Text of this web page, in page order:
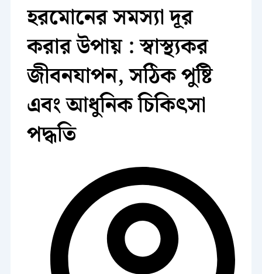
হরমোনের সমস্যা দূর
করার উপায় : স্বাস্থ্যকর
জীবনযাপন, সঠিক পুষ্টি
এবং আধুনিক চিকিৎসা
পদ্ধতি